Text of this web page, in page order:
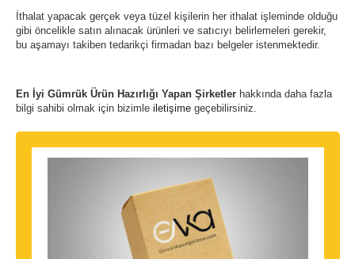
İthalat yapacak gerçek veya tüzel kişilerin her ithalat işleminde olduğu
gibi öncelikle satın alınacak ürünleri ve satıcıyı belirlemeleri gerekir,
bu aşamayı takiben tedarikçi firmadan bazı belgeler istenmektedir.
En İyi Gümrük Ürün Hazırlığı Yapan Şirketler hakkında daha fazla
bilgi sahibi olmak için bizimle iletişimegeçebilirsiniz.